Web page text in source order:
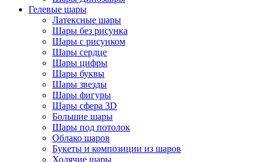
Гелевые шары
Латексные шары
Шары без рисунка
Шары с рисунком
Шары сердце
Шары цифры
Шары буквы
Шары звезды
Шары фигуры
Шары сфера 3D
Большие шары
Шары под потолок
Облако шаров
Букеты и композиции из шаров
Ходячие шары